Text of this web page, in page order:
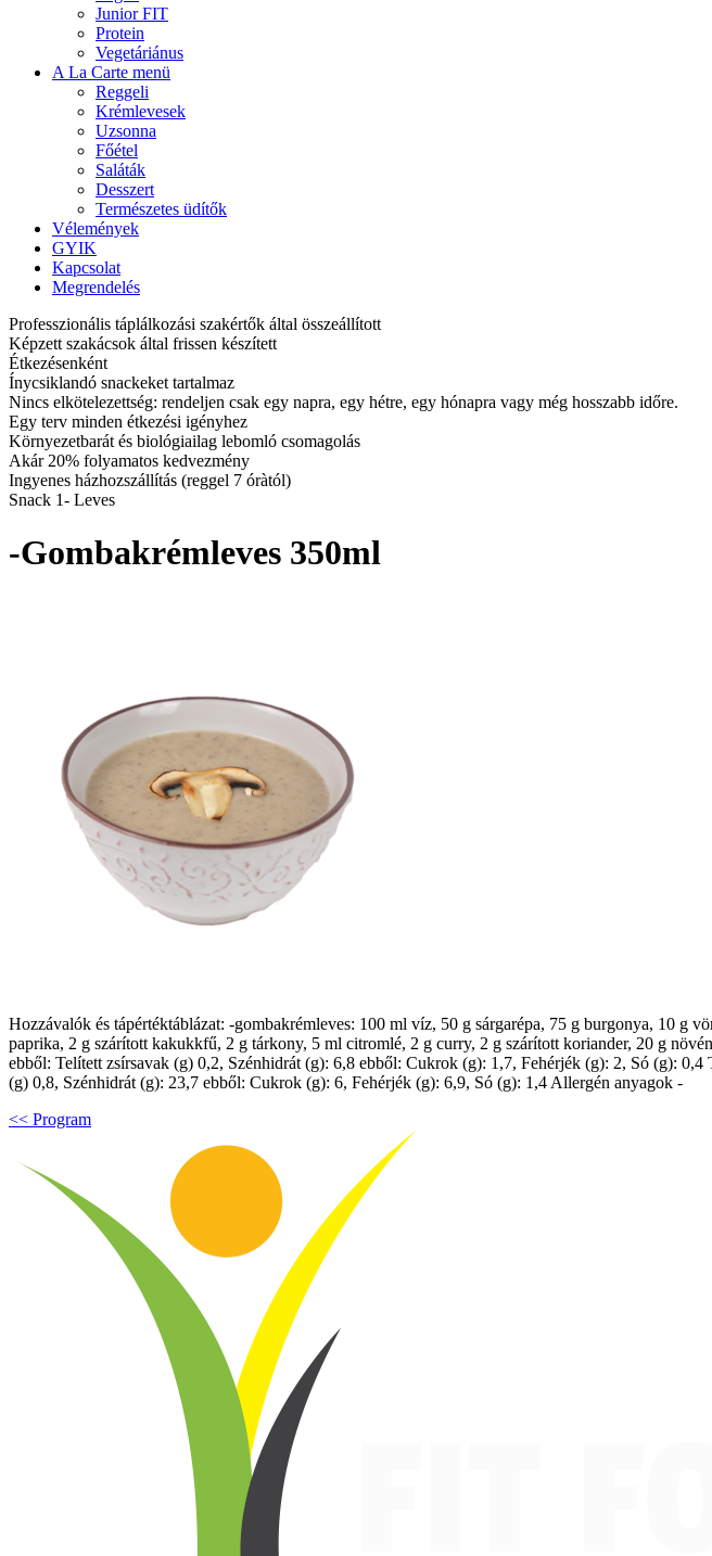
Junior FIT
Protein
Vegetáriánus
A La Carte menü
Reggeli
Krémlevesek
Uzsonna
Főétel
Saláták
Desszert
Természetes üdítők
Vélemények
GYIK
Kapcsolat
Megrendelés
Professzionális táplálkozási szakértők által összeállított
Képzett szakácsok által frissen készített
Étkezésenként
Ínycsiklandó snackeket tartalmaz
Nincs elkötelezettség: rendeljen csak egy napra, egy hétre, egy hónapra vagy még hosszabb időre.
Egy terv minden étkezési igényhez
Környezetbarát és biológiailag lebomló csomagolás
Akár 20% folyamatos kedvezmény
Ingyenes házhozszállítás (reggel 7 óràtól)
Snack 1- Leves
-Gombakrémleves 350ml
Hozzávalók és tápértéktáblázat: -gombakrémleves: 100 ml víz, 50 g sárgarépa, 75 g burgonya, 10 g
paprika, 2 g szárított kakukkfű, 2 g tárkony, 5 ml citromlé, 2 g curry, 2 g szárított koriander, 20 g
ebből: Telített zsírsavak (g) 0,2, Szénhidrát (g): 6,8 ebből: Cukrok (g): 1,7, Fehérjék (g): 2, Só (g):
(g) 0,8, Szénhidrát (g): 23,7 ebből: Cukrok (g): 6, Fehérjék (g): 6,9, Só (g): 1,4 Allergén anyagok -
<< Program